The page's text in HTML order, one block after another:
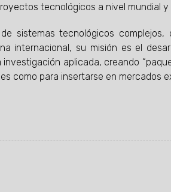
tecnológicos a nivel mundial
sistemas tecnológicos
internacional, su misión es el
aplicada, creando
como para insertarse en mercados